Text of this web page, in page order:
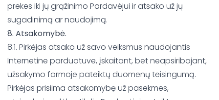
prekes iki jų grąžinimo Pardavėjui ir atsako už jų
sugadinimą ar naudojimą.
8. Atsakomybė.
8.1. Pirkėjas atsako už savo veiksmus naudojantis
Internetine parduotuve, įskaitant, bet neapsiribojant,
užsakymo formoje pateiktų duomenų teisingumą.
Pirkėjas prisiima atsakomybę už pasekmes,